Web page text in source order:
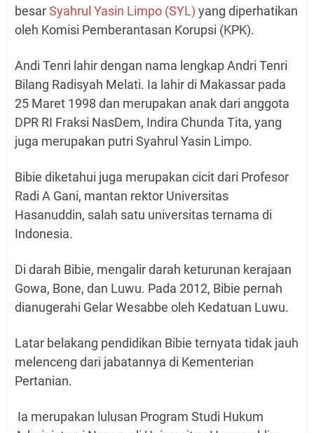
besarSyahrul Yasin Limpo (SYL) yang diperhatikan
oleh Komisi Pemberantasan Korupsi (KPK).
Andi Tenri lahir dengan nama lengkap Andri Tenri
Bilang Radisyah Melati. Ia lahir di Makassar pada
25 Maret 1998 dan merupakan anak dari anggota
DPR RI Fraksi NasDem, Indira Chunda Tita, yang
juga merupakan putri Syahrul Yasin Limpo.
Bibie diketahui juga merupakan cicit dari Profesor
Radi A Gani, mantan rektor Universitas
Hasanuddin, salah satu universitas ternama di
Indonesia.
Di darah Bibie, mengalir darah keturunan kerajaan
Gowa, Bone, dan Luwu. Pada 2012, Bibie pernah
dianugerahi Gelar Wesabbe oleh Kedatuan Luwu.
Latar belakang pendidikan Bibie ternyata tidak jauh
melenceng dari jabatannya di Kementerian
Pertanian.
Ia merupakan lulusan Program Studi Hukum